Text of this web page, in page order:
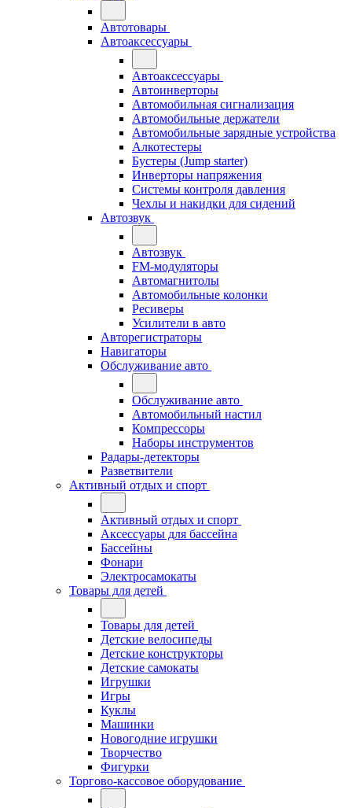
Автотовары
Автоаксессуары
Автоаксессуары
Автоинверторы
Автомобильная сигнализация
Автомобильные держатели
Автомобильные зарядные устройства
Алкотестеры
Бустеры (Jump starter)
Инверторы напряжения
Системы контроля давления
Чехлы и накидки для сидений
Автозвук
Автозвук
FM-модуляторы
Автомагнитолы
Автомобильные колонки
Ресиверы
Усилители в авто
Авторегистраторы
Навигаторы
Обслуживание авто
Обслуживание авто
Автомобильный настил
Компрессоры
Наборы инструментов
Радары-детекторы
Разветвители
Активный отдых и спорт
Активный отдых и спорт
Аксессуары для бассейна
Бассейны
Фонари
Электросамокаты
Товары для детей
Товары для детей
Детские велосипеды
Детские конструкторы
Детские самокаты
Игрушки
Игры
Куклы
Машинки
Новогодние игрушки
Творчество
Фигурки
Торгово-кассовое оборудование